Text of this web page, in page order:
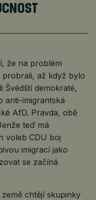
že na problém
probrali, až když bylo
Švédští demokraté,
anti-imigrantská
AfD. Pravda, obě
teď má
voleb CDU boj
imigrací jako
se začíná
chtějí skupinky